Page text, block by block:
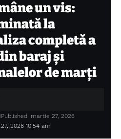
un vis:
la
completă a
baraj și
de marți
2026 10:54 am
Published: martie 27, 2026